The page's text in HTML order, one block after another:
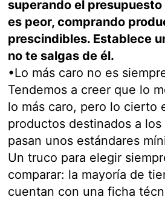
superando el
es peor, comprando
prescindibles. Establece
no te salgas de él.
•Lo más caro no es
Tendemos a creer que lo
lo más caro, pero lo cierto
productos destinados a
pasan unos estándares
Un truco para elegir
comparar: la mayoría de
cuentan con una ficha